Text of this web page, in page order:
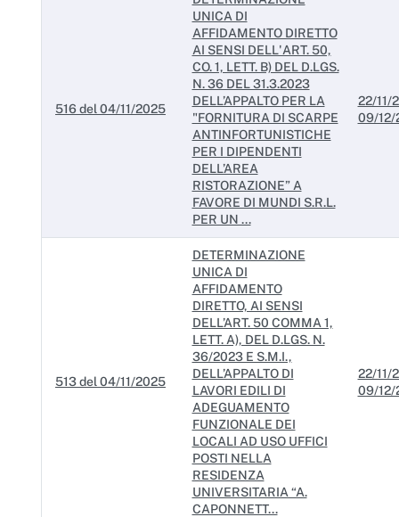
516 del 04/11/2025
UNICA DI
AFFIDAMENTO DIRETTO
AI SENSI DELL'ART. 50,
CO. 1, LETT. B) DEL D.LGS.
N. 36 DEL 31.3.2023
DELL’APPALTO PER LA
"FORNITURA DI SCARPE
ANTINFORTUNISTICHE
PER I DIPENDENTI
DELL’AREA
RISTORAZIONE” A
FAVORE DI MUNDI S.R.L.
PER UN ...
22/11/
09/12/
513 del 04/11/2025
DETERMINAZIONE
UNICA DI
AFFIDAMENTO
DIRETTO, AI SENSI
DELL’ART. 50 COMMA 1,
LETT. A), DEL D.LGS. N.
36/2023 E S.M.I.,
DELL’APPALTO DI
LAVORI EDILI DI
ADEGUAMENTO
FUNZIONALE DEI
LOCALI AD USO UFFICI
POSTI NELLA
RESIDENZA
UNIVERSITARIA “A.
CAPONNETT...
22/11/
09/12/